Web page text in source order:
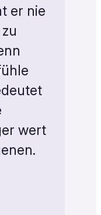
er nie
wert